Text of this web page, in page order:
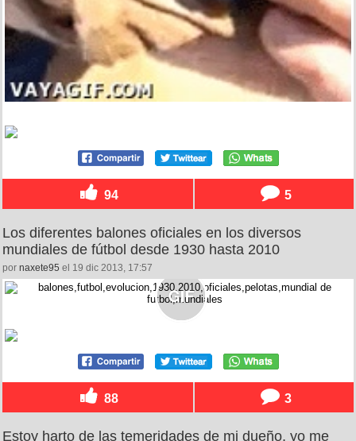
94 5
Los diferentes balones oficiales en los diversos
mundiales de fútbol desde 1930 hasta 2010
por naxete95 el 19 dic 2013, 17:57
88 3
Estoy harto de las temeridades de mi dueño, yo me